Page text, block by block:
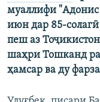
муаллифи "Адонис
июн дар 85-
пеш аз
шаҳри Тошканд
ҳамсар ва ду